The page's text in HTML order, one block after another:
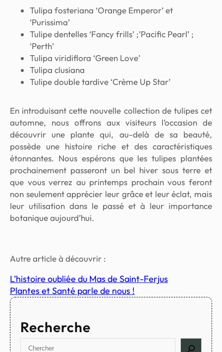
Tulipa fosteriana ‘Orange Emperor’ et
‘Purissima’
Tulipe dentelles ‘Fancy frills’ ;’Pacific Pearl’ ;
‘Perth’
Tulipa viridiflora ‘Green Love’
Tulipa clusiana
Tulipe double tardive ‘Crème Up Star’
En introduisant cette nouvelle collection de tulipes cet
automne, nous offrons aux visiteurs l’occasion de
découvrir une plante qui, au-delà de sa beauté,
possède une histoire riche et des caractéristiques
étonnantes. Nous espérons que les tulipes plantées
prochainement passeront un bel hiver sous terre et
que vous verrez au printemps prochain vous feront
non seulement apprécier leur grâce et leur éclat, mais
leur utilisation dans le passé et à leur importance
botanique aujourd’hui.
Autre article à découvrir :
L’histoire oubliée du Mas de Saint-Ferjus
Plantes et Santé parle de nous !
Recherche